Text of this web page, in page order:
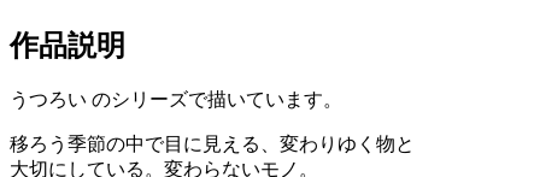
作品説明
うつろい のシリーズで描いています。
移ろう季節の中で目に見える、変わりゆく物と
大切にしている。変わらないモノ。